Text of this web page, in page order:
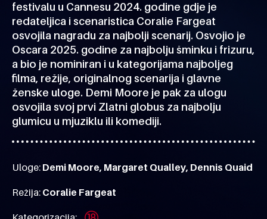
festivalu u Cannesu 2024. godine gdje je
redateljica i scenaristica Coralie Fargeat
osvojila nagradu za najbolji scenarij. Osvojio je
Oscara 2025. godine za najbolju šminku i frizuru,
a bio je nominiran i u kategorijama najboljeg
filma, režije, originalnog scenarija i glavne
ženske uloge. Demi Moore je pak za ulogu
osvojila svoj prvi Zlatni globus za najbolju
glumicu u mjuziklu ili komediji.
Uloge: Demi Moore, Margaret Qualley, Dennis Quaid
Režija: Coralie Fargeat